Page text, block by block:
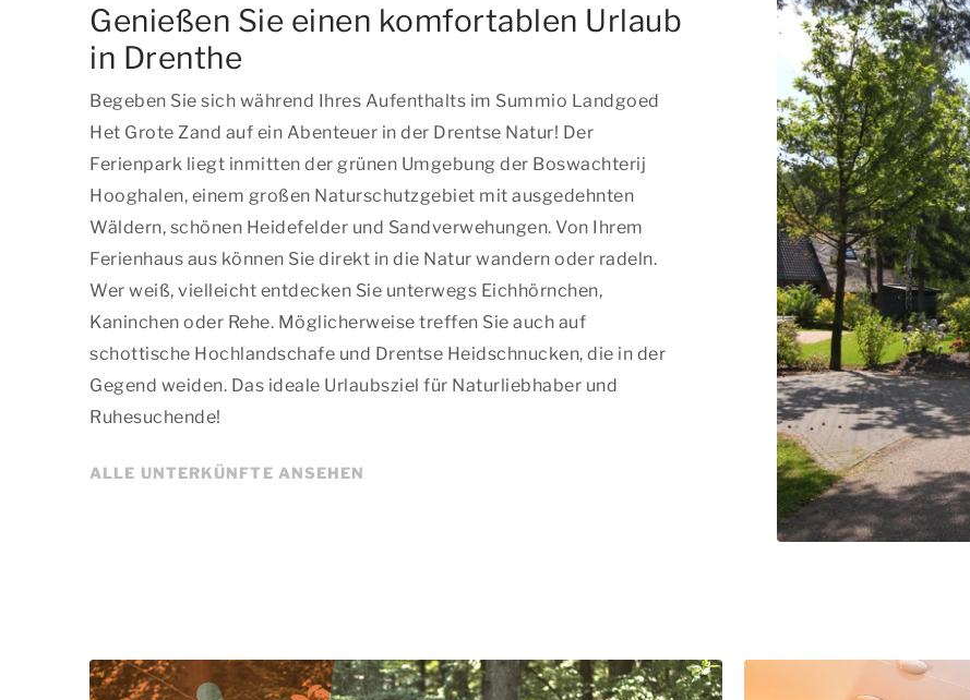
Genießen Sie einen komfortablen Urlaub
in Drenthe
Begeben Sie sich während Ihres Aufenthalts im Summio Landgoed
Het Grote Zand auf ein Abenteuer in der Drentse Natur! Der
Ferienpark liegt inmitten der grünen Umgebung der Boswachterij
Hooghalen, einem großen Naturschutzgebiet mit ausgedehnten
Wäldern, schönen Heidefelder und Sandverwehungen. Von Ihrem
Ferienhaus aus können Sie direkt in die Natur wandern oder radeln.
Wer weiß, vielleicht entdecken Sie unterwegs Eichhörnchen,
Kaninchen oder Rehe. Möglicherweise treffen Sie auch auf
schottische Hochlandschafe und Drentse Heidschnucken, die in der
Gegend weiden. Das ideale Urlaubsziel für Naturliebhaber und
Ruhesuchende!
ALLE UNTERKÜNFTE ANSEHEN